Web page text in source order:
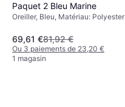
Paquet 2 Bleu Marine
Oreiller, Bleu, Matériau: Polyester
69,61 €81,92 €
Ou 3 paiements de 23,20 €
1 magasin